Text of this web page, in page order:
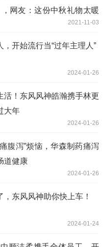
，网友：这份中秋礼物太暖
2021-11-03
，开始流行当“过年主理人”
2024-01-26
活！东风风神皓瀚携手林更
大年
2024-01-26
腹泻”烦恼，华森制药痛泻
道健康
2024-01-26
，东风风神助你快上车！
2024-01-24